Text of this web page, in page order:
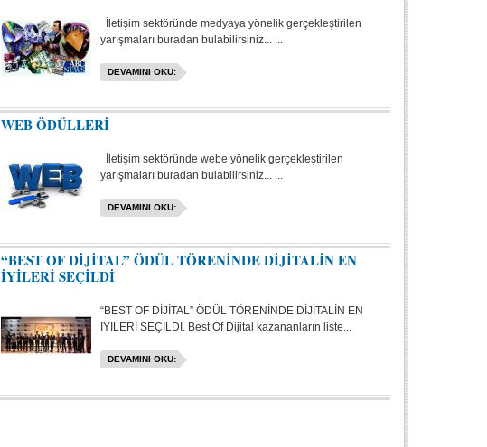
İletişim sektöründe medyaya yönelik gerçekleştirilen
yarışmaları buradan bulabilirsiniz... ...
DEVAMINI OKU:
WEB ÖDÜLLERİ
İletişim sektöründe webe yönelik gerçekleştirilen
yarışmaları buradan bulabilirsiniz... ...
DEVAMINI OKU:
“BEST OF DİJİTAL” ÖDÜL TÖRENİNDE DİJİTALİN EN
İYİLERİ SEÇİLDİ
“BEST OF DİJİTAL” ÖDÜL TÖRENİNDE DİJİTALİN EN
İYİLERİ SEÇİLDİ. Best Of Dijital kazananların liste...
DEVAMINI OKU: